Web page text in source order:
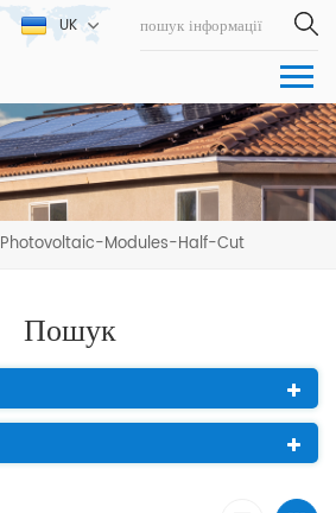
UK
Photovoltaic-Modules-Half-Cut
Пошук